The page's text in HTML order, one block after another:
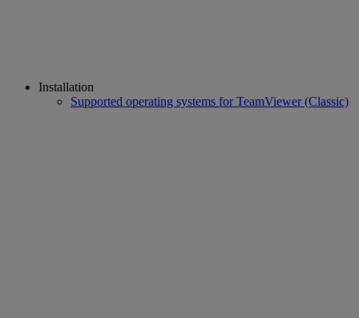
Installation
Supported operating systems for TeamViewer (Classic)